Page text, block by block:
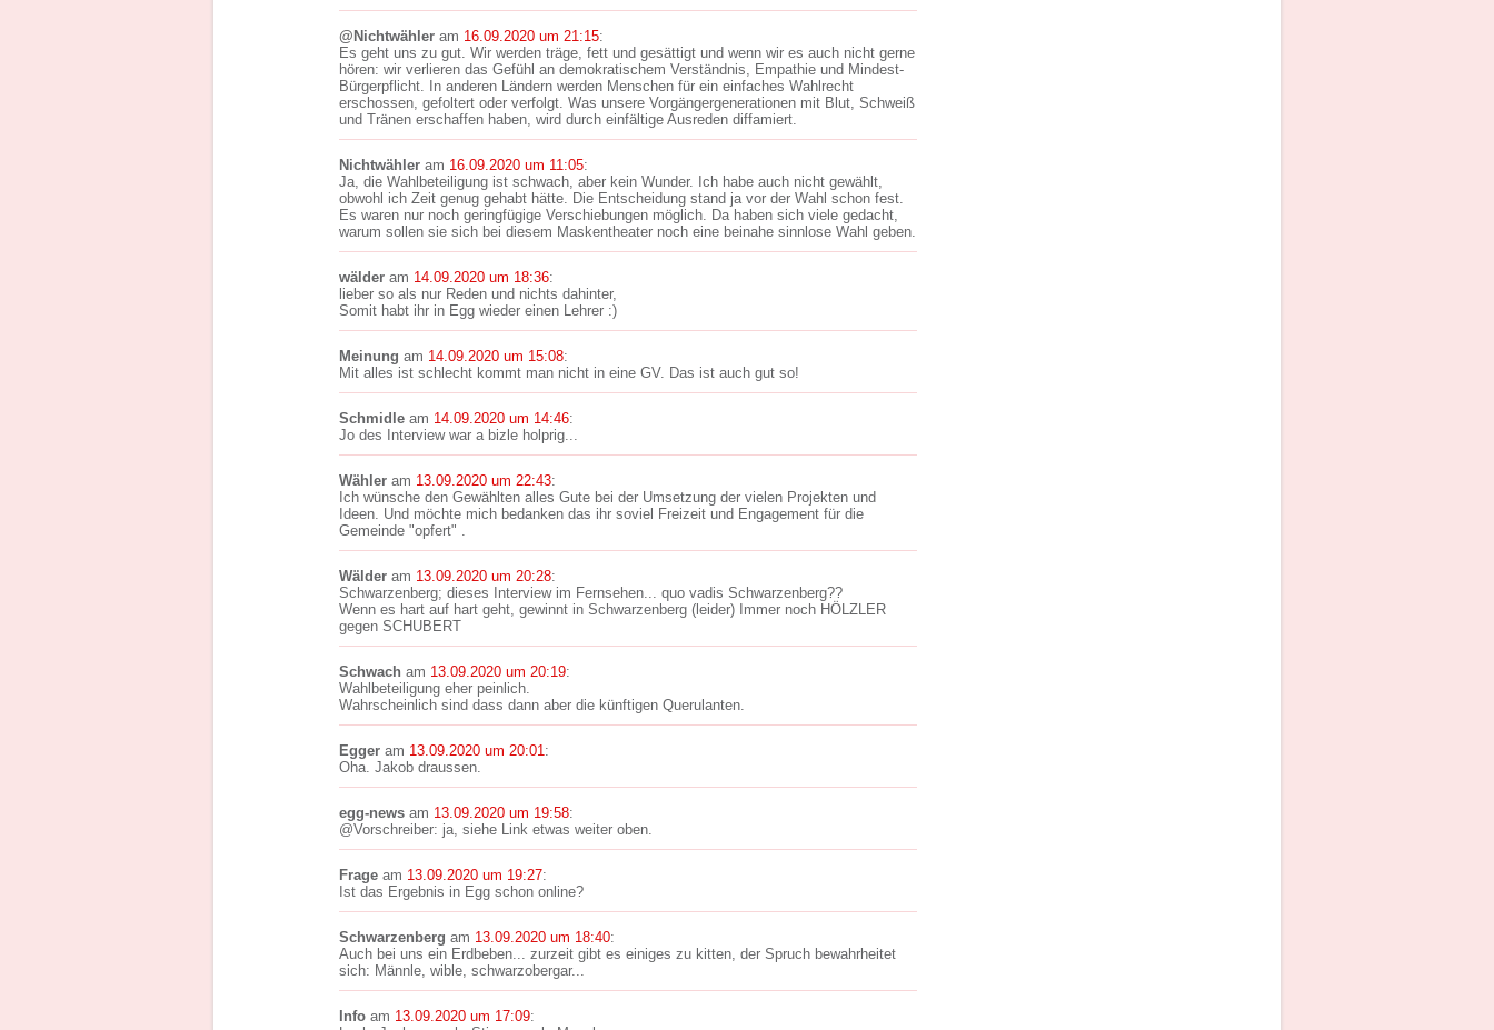
@Nichtwähler am 16.09.2020 um 21:15:
Es geht uns zu gut. Wir werden träge, fett und gesättigt und wenn wir es auch nicht gerne
hören: wir verlieren das Gefühl an demokratischem Verständnis, Empathie und Mindest-
Bürgerpflicht. In anderen Ländern werden Menschen für ein einfaches Wahlrecht
erschossen, gefoltert oder verfolgt. Was unsere Vorgängergenerationen mit Blut, Schweiß
und Tränen erschaffen haben, wird durch einfältige Ausreden diffamiert.
Nichtwähler am 16.09.2020 um 11:05:
Ja, die Wahlbeteiligung ist schwach, aber kein Wunder. Ich habe auch nicht gewählt,
obwohl ich Zeit genug gehabt hätte. Die Entscheidung stand ja vor der Wahl schon fest.
Es waren nur noch geringfügige Verschiebungen möglich. Da haben sich viele gedacht,
warum sollen sie sich bei diesem Maskentheater noch eine beinahe sinnlose Wahl geben.
wälder am 14.09.2020 um 18:36:
lieber so als nur Reden und nichts dahinter,
Somit habt ihr in Egg wieder einen Lehrer :)
Meinung am 14.09.2020 um 15:08:
Mit alles ist schlecht kommt man nicht in eine GV. Das ist auch gut so!
Schmidle am 14.09.2020 um 14:46:
Jo des Interview war a bizle holprig...
Wähler am 13.09.2020 um 22:43:
Ich wünsche den Gewählten alles Gute bei der Umsetzung der vielen Projekten und
Ideen. Und möchte mich bedanken das ihr soviel Freizeit und Engagement für die
Gemeinde "opfert" .
Wälder am 13.09.2020 um 20:28:
Schwarzenberg; dieses Interview im Fernsehen... quo vadis Schwarzenberg??
Wenn es hart auf hart geht, gewinnt in Schwarzenberg (leider) Immer noch HÖLZLER
gegen SCHUBERT
Schwach am 13.09.2020 um 20:19:
Wahlbeteiligung eher peinlich.
Wahrscheinlich sind dass dann aber die künftigen Querulanten.
Egger am 13.09.2020 um 20:01:
Oha. Jakob draussen.
egg-news am 13.09.2020 um 19:58:
@Vorschreiber: ja, siehe Link etwas weiter oben.
Frage am 13.09.2020 um 19:27:
Ist das Ergebnis in Egg schon online?
Schwarzenberg am 13.09.2020 um 18:40:
Auch bei uns ein Erdbeben... zurzeit gibt es einiges zu kitten, der Spruch bewahrheitet
sich: Männle, wible, schwarzobergar...
Info am 13.09.2020 um 17:09: